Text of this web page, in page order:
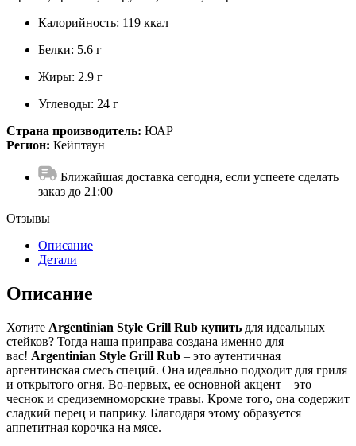
Калорийность: 119 ккал
Белки: 5.6 г
Жиры: 2.9 г
Углеводы: 24 г
Страна производитель: ЮАР
Регион: Кейптаун
Ближайшая доставка сегодня, если успеете сделать
заказ до 21:00
Отзывы
Описание
Детали
Описание
Хотите Argentinian Style Grill Rub купить для идеальных
стейков? Тогда наша приправа создана именно для
вас! Argentinian Style Grill Rub – это аутентичная
аргентинская смесь специй. Она идеально подходит для гриля
и открытого огня. Во-первых, ее основной акцент – это
чеснок и средиземноморские травы. Кроме того, она содержит
сладкий перец и паприку. Благодаря этому образуется
аппетитная корочка на мясе.